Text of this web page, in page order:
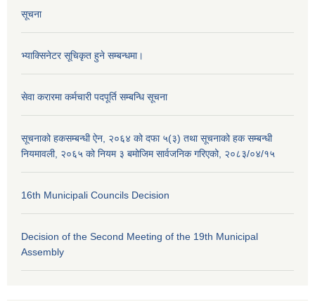
सूचना
भ्याक्सिनेटर सूचिकृत हुने सम्बन्धमा।
सेवा करारमा कर्मचारी पदपूर्ति सम्बन्धि सूचना
सूचनाको हकसम्बन्धी ऐन, २०६४ को दफा ५(३) तथा सूचनाको हक सम्बन्धी
नियमावली, २०६५ को नियम ३ बमोजिम सार्वजनिक गरिएको, २०८३/०४/१५
16th Municipali Councils Decision
Decision of the Second Meeting of the 19th Municipal
Assembly